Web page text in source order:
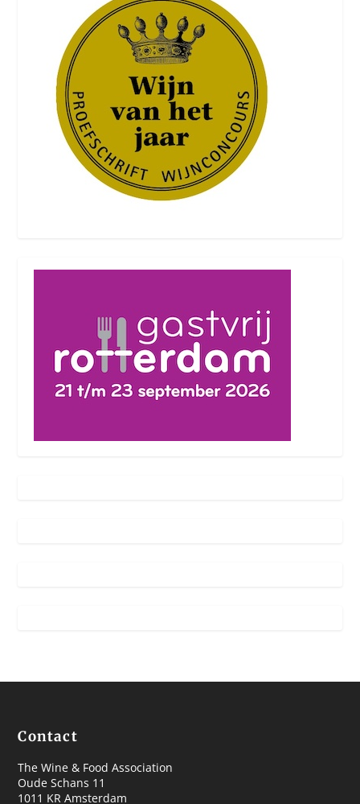
Contact
The Wine & Food Association
Oude Schans 11
1011 KR Amsterdam